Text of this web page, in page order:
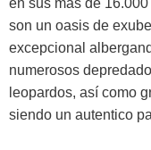
en sus más de
son un oasis de
excepcional
numerosos
leopardos, así como
siendo un autentico